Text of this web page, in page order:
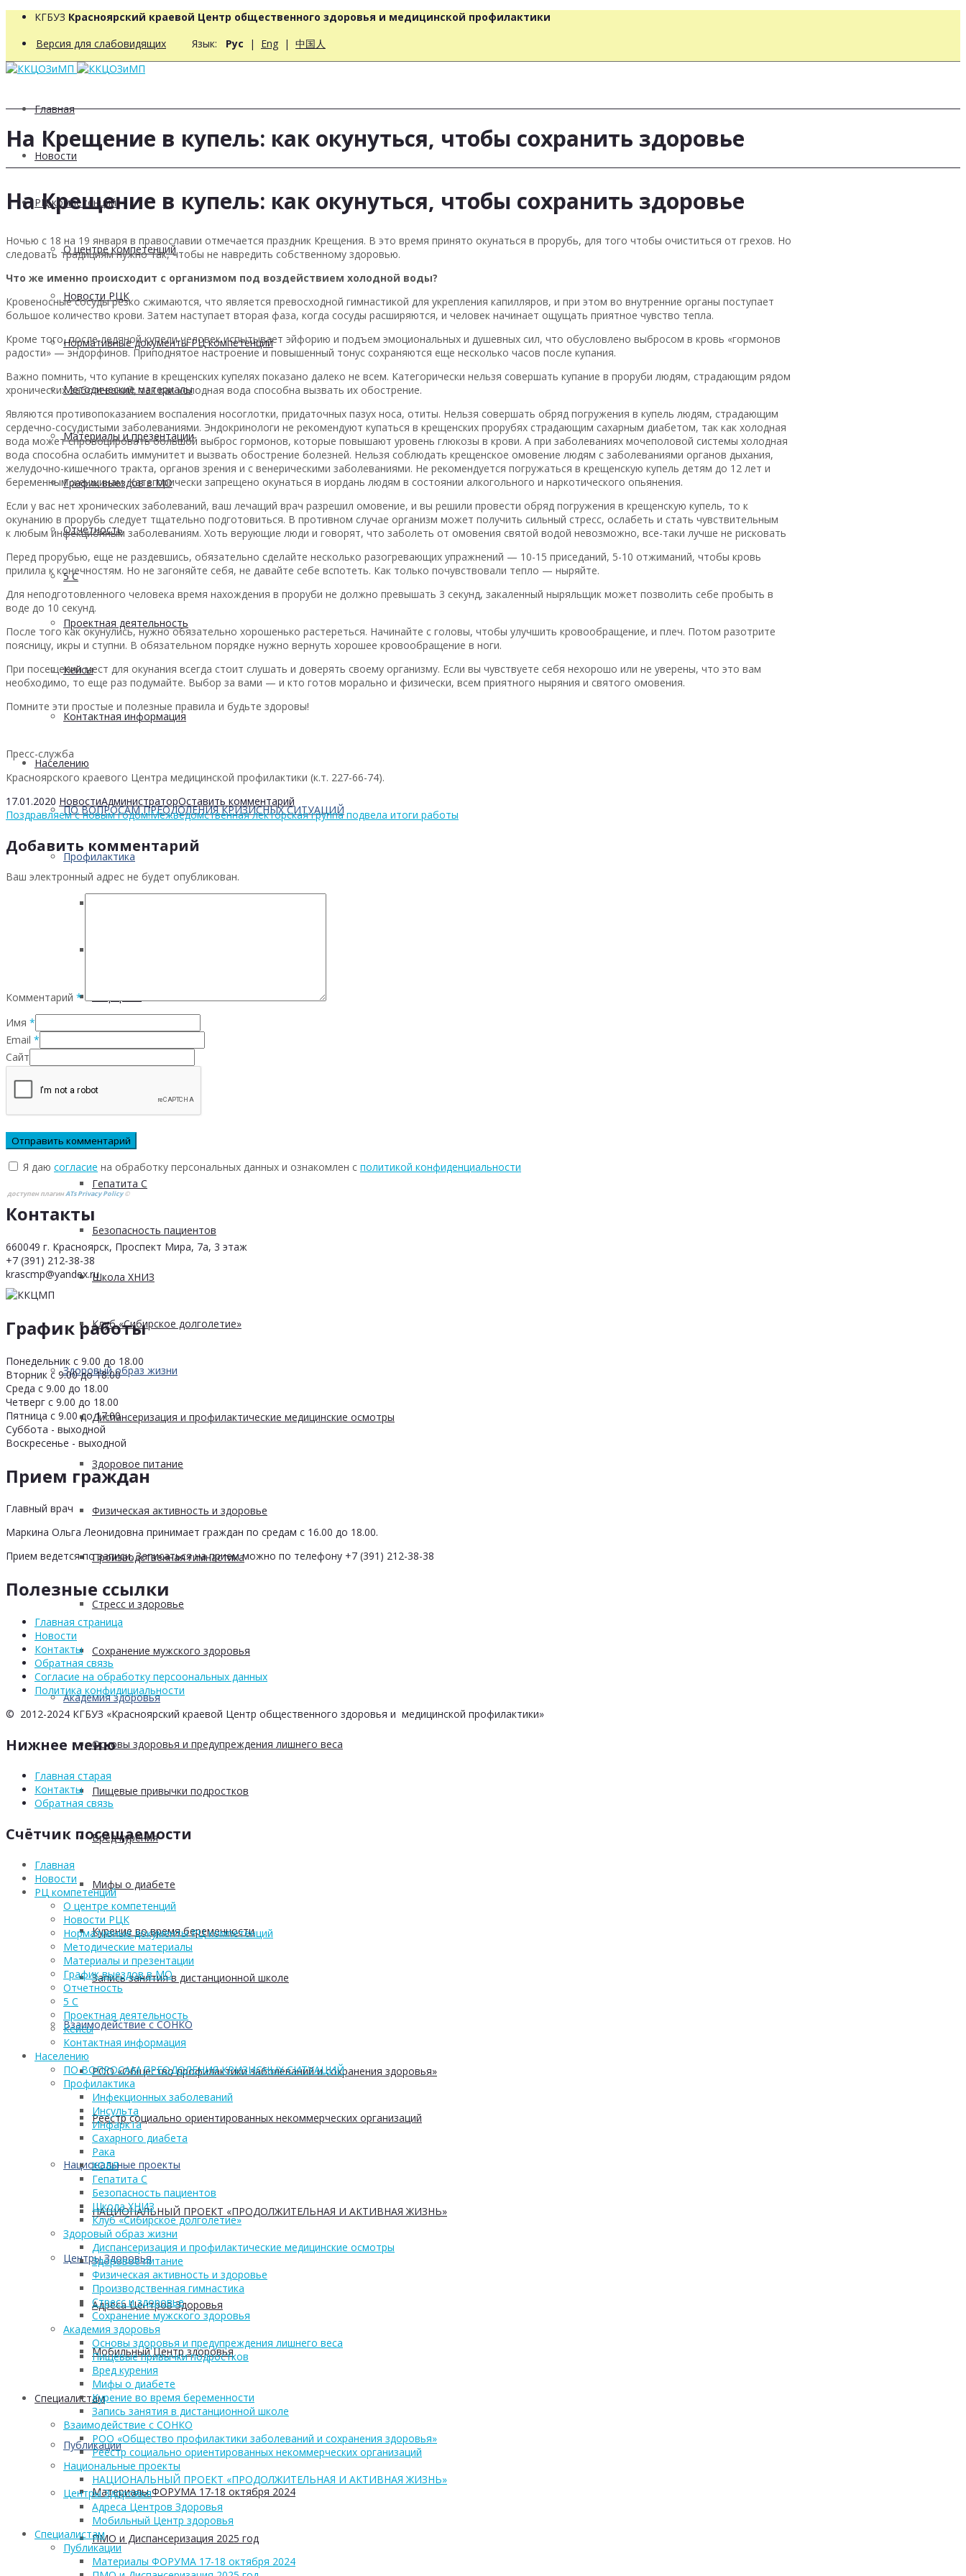
КГБУЗ Красноярский краевой Центр общественного здоровья и медицинской профилактики
Версия для слабовидящих Язык: Рус | Eng | 中国人
Главная
Новости
РЦ компетенций
О центре компетенций
Новости РЦК
Нормативные документы РЦ компетенций
Методические материалы
Материалы и презентации
График выездов в МО
Отчетность
5 С
Проектная деятельность
Кейсы
Контактная информация
Населению
ПО ВОПРОСАМ ПРЕОДОЛЕНИЯ КРИЗИСНЫХ СИТУАЦИЙ
Профилактика
Рака
ХОБЛ
Гепатита С
Безопасность пациентов
Школа ХНИЗ
Клуб «Сибирское долголетие»
Здоровый образ жизни
Диспансеризация и профилактические медицинские осмотры
Здоровое питание
Физическая активность и здоровье
Производственная гимнастика
Стресс и здоровье
Сохранение мужского здоровья
Академия здоровья
Основы здоровья и предупреждения лишнего веса
Пищевые привычки подростков
Вред курения
Мифы о диабете
Курение во время беременности
Запись занятия в дистанционной школе
Взаимодействие с СОНКО
РОО «Общество профилактики заболеваний и сохранения здоровья»
Реестр социально ориентированных некоммерческих организаций
Национальные проекты
НАЦИОНАЛЬНЫЙ ПРОЕКТ «ПРОДОЛЖИТЕЛЬНАЯ И АКТИВНАЯ ЖИЗНЬ»
Центры Здоровья
Адреса Центров Здоровья
Мобильный Центр здоровья
Cпециалистам
Публикации
Материалы ФОРУМА 17-18 октября 2024
ПМО и Диспансеризация 2025 год
На Крещение в купель: как окунуться, чтобы сохранить здоровье
На Крещение в купель: как окунуться, чтобы сохранить здоровье
Ночью с 18 на 19 января в православии отмечается праздник Крещения. В это время принято окунаться в прорубь, для того чтобы очиститься от грехов. Но
следовать традициям нужно так, чтобы не навредить собственному здоровью.
Что же именно происходит с организмом под воздействием холодной воды?
Кровеносные сосуды резко сжимаются, что является превосходной гимнастикой для укрепления капилляров, и при этом во внутренние органы поступает
большое количество крови. Затем наступает вторая фаза, когда сосуды расширяются, и человек начинает ощущать приятное чувство тепла.
Кроме того, после ледяной купели человек испытывает эйфорию и подъем эмоциональных и душевных сил, что обусловлено выбросом в кровь «гормонов
радости» — эндорфинов. Приподнятое настроение и повышенный тонус сохраняются еще несколько часов после купания.
Важно помнить, что купание в крещенских купелях показано далеко не всем. Категорически нельзя совершать купание в проруби людям, страдающим рядом
хронических заболеваний, так как холодная вода способна вызвать их обострение.
Являются противопоказанием воспаления носоглотки, придаточных пазух носа, отиты. Нельзя совершать обряд погружения в купель людям, страдающим
сердечно-сосудистыми заболеваниями. Эндокринологи не рекомендуют купаться в крещенских прорубях страдающим сахарным диабетом, так как холодная
вода может спровоцировать большой выброс гормонов, которые повышают уровень глюкозы в крови. А при заболеваниях мочеполовой системы холодная
вода способна ослабить иммунитет и вызвать обострение болезней. Нельзя соблюдать крещенское омовение людям с заболеваниями органов дыхания,
желудочно-кишечного тракта, органов зрения и с венерическими заболеваниями. Не рекомендуется погружаться в крещенскую купель детям до 12 лет и
беременным женщинам. Категорически запрещено окунаться в иордань людям в состоянии алкогольного и наркотического опьянения.
Если у вас нет хронических заболеваний, ваш лечащий врач разрешил омовение, и вы решили провести обряд погружения в крещенскую купель, то к
окунанию в прорубь следует тщательно подготовиться. В противном случае организм может получить сильный стресс, ослабеть и стать чувствительным
к любым инфекционным заболеваниям. Хоть верующие люди и говорят, что заболеть от омовения святой водой невозможно, все-таки лучше не рисковать
Перед прорубью, еще не раздевшись, обязательно сделайте несколько разогревающих упражнений — 10-15 приседаний, 5-10 отжиманий, чтобы кровь
прилила к конечностям. Но не загоняйте себя, не давайте себе вспотеть. Как только почувствовали тепло — ныряйте.
Для неподготовленного человека время нахождения в проруби не должно превышать 3 секунд, закаленный ныряльщик может позволить себе пробыть в
воде до 10 секунд.
После того как окунулись, нужно обязательно хорошенько растереться. Начинайте с головы, чтобы улучшить кровообращение, и плеч. Потом разотрите
поясницу, икры и ступни. В обязательном порядке нужно вернуть хорошее кровообращение в ноги.
При посещении мест для окунания всегда стоит слушать и доверять своему организму. Если вы чувствуете себя нехорошо или не уверены, что это вам
необходимо, то еще раз подумайте. Выбор за вами — и кто готов морально и физически, всем приятного ныряния и святого омовения.
Помните эти простые и полезные правила и будьте здоровы!
Пресс-служба
Красноярского краевого Центра медицинской профилактики (к.т. 227-66-74).
17.01.2020 НовостиАдминистраторОставить комментарий
Поздравляем с новым годом!Межведомственная лекторская группа подвела итоги работы
Добавить комментарий
Ваш электронный адрес не будет опубликован.
Комментарий *
Имя *
Email *
Сайт
Я даю согласие на обработку персональных данных и ознакомлен с политикой конфиденциальности
доступен плагинATs Privacy Policy©
Контакты
660049 г. Красноярск, Проспект Мира, 7а, 3 этаж
+7 (391) 212-38-38
krascmp@yandex.ru
График работы
Понедельник с 9.00 до 18.00
Вторник с 9.00 до 18.00
Среда с 9.00 до 18.00
Четверг с 9.00 до 18.00
Пятница с 9.00 до 17.00
Суббота - выходной
Воскресенье - выходной
Прием граждан
Главный врач
Маркина Ольга Леонидовна принимает граждан по средам с 16.00 до 18.00.
Прием ведется по записи. Записаться на прием можно по телефону +7 (391) 212-38-38
Полезные ссылки
Главная страница
Новости
Контакты
Обратная связь
Согласие на обработку персоональных данных
Политика конфидициальности
© 2012-2024 КГБУЗ «Красноярский краевой Центр общественного здоровья и медицинской профилактики»
Нижнее меню
Главная старая
Контакты
Обратная связь
Счётчик посещаемости
Главная
Новости
РЦ компетенций
О центре компетенций
Новости РЦК
Нормативные документы РЦ компетенций
Методические материалы
Материалы и презентации
График выездов в МО
Отчетность
5 С
Проектная деятельность
Кейсы
Контактная информация
Населению
ПО ВОПРОСАМ ПРЕОДОЛЕНИЯ КРИЗИСНЫХ СИТУАЦИЙ
Профилактика
Инфекционных заболеваний
Инсульта
Инфаркта
Сахарного диабета
Рака
ХОБЛ
Гепатита С
Безопасность пациентов
Школа ХНИЗ
Клуб «Сибирское долголетие»
Здоровый образ жизни
Диспансеризация и профилактические медицинские осмотры
Здоровое питание
Физическая активность и здоровье
Производственная гимнастика
Стресс и здоровье
Сохранение мужского здоровья
Академия здоровья
Основы здоровья и предупреждения лишнего веса
Пищевые привычки подростков
Вред курения
Мифы о диабете
Курение во время беременности
Запись занятия в дистанционной школе
Взаимодействие с СОНКО
РОО «Общество профилактики заболеваний и сохранения здоровья»
Реестр социально ориентированных некоммерческих организаций
Национальные проекты
НАЦИОНАЛЬНЫЙ ПРОЕКТ «ПРОДОЛЖИТЕЛЬНАЯ И АКТИВНАЯ ЖИЗНЬ»
Центры Здоровья
Адреса Центров Здоровья
Мобильный Центр здоровья
Cпециалистам
Публикации
Материалы ФОРУМА 17-18 октября 2024